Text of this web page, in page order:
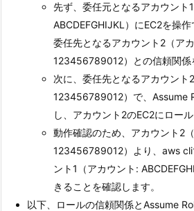
先ず、委任元となるアカウント
ABCDEFGHIJKL）にEC2を操作
委任先となるアカウント2（ア
123456789012）との信頼関係
次に、委任先となるアカウント
123456789012）で、Assume
し、アカウント2のEC2にロー
動作確認のため、アカウント2
123456789012）より、aws cli
ント1（アカウント:
きることを確認します。
以下、ロールの信頼関係とAssume